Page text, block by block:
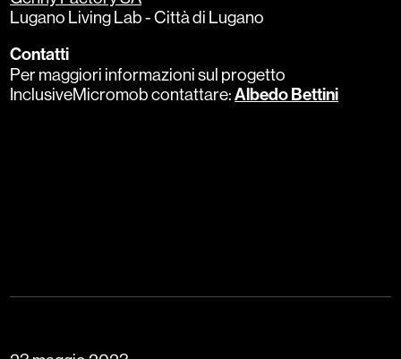
Lugano Living Lab - Città di Lugano
Contatti
Per maggiori informazioni sul progetto
InclusiveMicromob contattare:Albedo Bettini